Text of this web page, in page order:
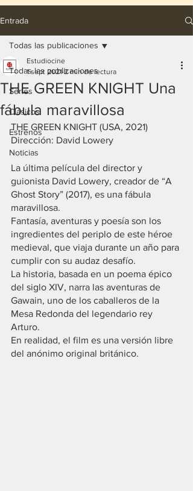
Entrada
Todas las publicaciones
Series
Clásicos
Estrenos
Noticias
Todas las publicaciones
THE GREEN KNIGHT Una
fábula maravillosa
Estudiocine
1 sept 2021 2 min de lectura
THE GREEN KNIGHT (USA, 2021)
Dirección: David Lowery
La última película del director y
guionista David Lowery, creador de “A
Ghost Story” (2017), es una fábula
maravillosa.
Fantasía, aventuras y poesía son los
ingredientes del periplo de este héroe
medieval, que viaja durante un año para
cumplir con su audaz desafío.
La historia, basada en un poema épico
del siglo XIV, narra las aventuras de
Gawain, uno de los caballeros de la
Mesa Redonda del legendario rey
Arturo.
En realidad, el film es una versión libre
del anónimo original británico.